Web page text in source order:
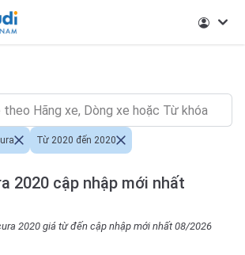
2020 cập nhập mới nhất
2020 giá từ đến cập nhập mới nhất 08/2026
Từ 2020 đến 2020